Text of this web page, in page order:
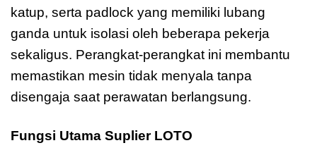
katup, serta padlock yang memiliki lubang
ganda untuk isolasi oleh beberapa pekerja
sekaligus. Perangkat-perangkat ini membantu
memastikan mesin tidak menyala tanpa
disengaja saat perawatan berlangsung.
Fungsi Utama Suplier LOTO